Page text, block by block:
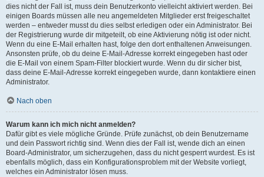
dies nicht der Fall ist, muss dein Benutzerkonto vielleicht aktiviert werden. Bei
einigen Boards müssen alle neu angemeldeten Mitglieder erst freigeschaltet
werden – entweder musst du dies selbst erledigen oder ein Administrator. Bei
der Registrierung wurde dir mitgeteilt, ob eine Aktivierung nötig ist oder nicht.
Wenn du eine E-Mail erhalten hast, folge den dort enthaltenen Anweisungen.
Ansonsten prüfe, ob du deine E-Mail-Adresse korrekt eingegeben hast oder
die E-Mail von einem Spam-Filter blockiert wurde. Wenn du dir sicher bist,
dass deine E-Mail-Adresse korrekt eingegeben wurde, dann kontaktiere einen
Administrator.
Nach oben
Warum kann ich mich nicht anmelden?
Dafür gibt es viele mögliche Gründe. Prüfe zunächst, ob dein Benutzername
und dein Passwort richtig sind. Wenn dies der Fall ist, wende dich an einen
Board-Administrator, um sicherzugehen, dass du nicht gesperrt wurdest. Es ist
ebenfalls möglich, dass ein Konfigurationsproblem mit der Website vorliegt,
welches ein Administrator lösen muss.